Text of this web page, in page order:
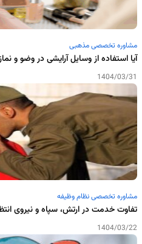
مشاوره تخصصی مذهبی
آیا استفاده از وسایل آرایشی در وضو و
1404/03/31
مشاوره تخصصی نظام وظیفه
تفاوت خدمت در ارتش، سپاه و نیروی
1404/03/22